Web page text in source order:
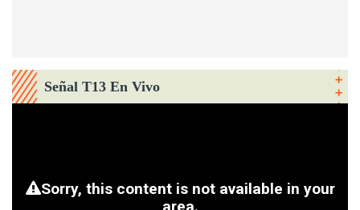
Señal T13 En Vivo